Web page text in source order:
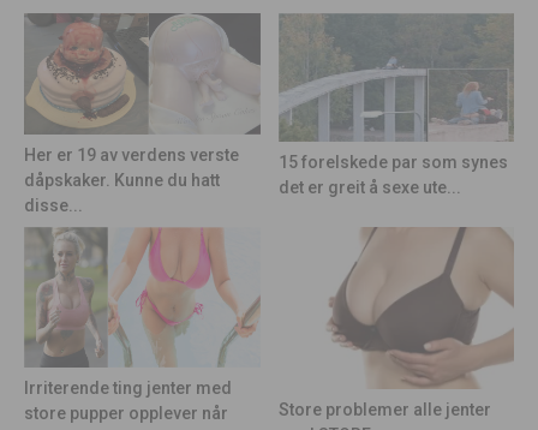
Her er 19 av verdens verste
dåpskaker. Kunne du hatt
disse...
15 forelskede par som synes
det er greit å sexe ute...
Irriterende ting jenter med
store pupper opplever når
Store problemer alle jenter